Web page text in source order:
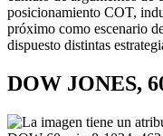
posicionamiento COT,
próximo como escenario
dispuesto distintas
DOW JONES,